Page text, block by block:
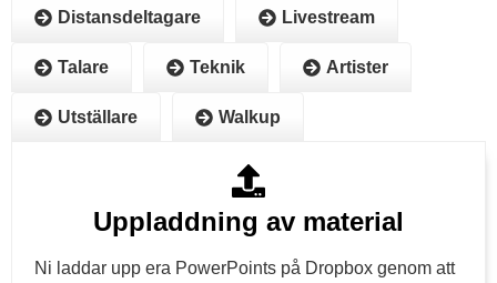
Distansdeltagare Livestream
Talare Teknik Artister
Utställare Walkup
Uppladdning av material
Ni laddar upp era PowerPoints på Dropbox genom att